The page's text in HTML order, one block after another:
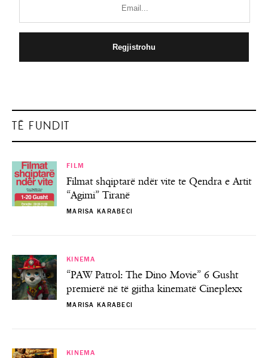
TË FUNDIT
FILM
Filmat shqiptarë ndër vite te Qendra e Artit
“Agimi” Tiranë
MARISA KARABECI
KINEMA
“PAW Patrol: The Dino Movie” 6 Gusht
premierë në të gjitha kinematë Cineplexx
MARISA KARABECI
KINEMA